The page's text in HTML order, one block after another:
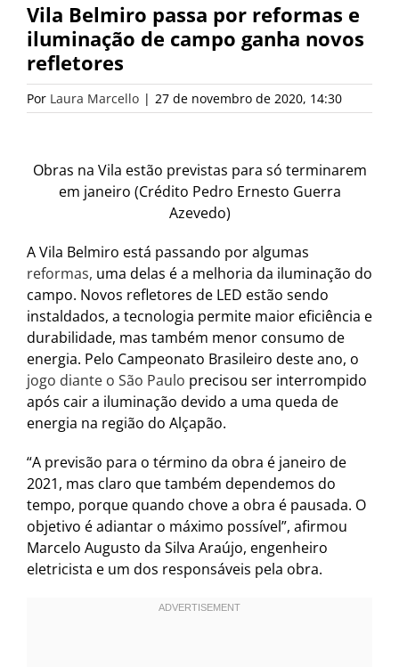
Vila Belmiro passa por reformas e
iluminação de campo ganha novos
refletores
Por Laura Marcello | 27 de novembro de 2020, 14:30
Obras na Vila estão previstas para só terminarem
em janeiro (Crédito Pedro Ernesto Guerra
Azevedo)
A Vila Belmiro está passando por algumas
reformas, uma delas é a melhoria da iluminação do
campo. Novos refletores de LED estão sendo
instaldados, a tecnologia permite maior eficiência e
durabilidade, mas também menor consumo de
energia. Pelo Campeonato Brasileiro deste ano, o
jogo diante o São Paulo precisou ser interrompido
após cair a iluminação devido a uma queda de
energia na região do Alçapão.
“A previsão para o término da obra é janeiro de
2021, mas claro que também dependemos do
tempo, porque quando chove a obra é pausada. O
objetivo é adiantar o máximo possível”, afirmou
Marcelo Augusto da Silva Araújo, engenheiro
eletricista e um dos responsáveis pela obra.